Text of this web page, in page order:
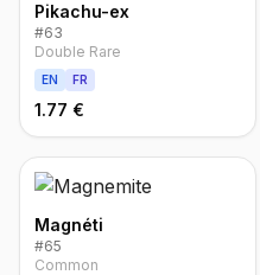
Pikachu-ex
#63
Double Rare
EN FR
1.77 €
Magnéti
#65
Common